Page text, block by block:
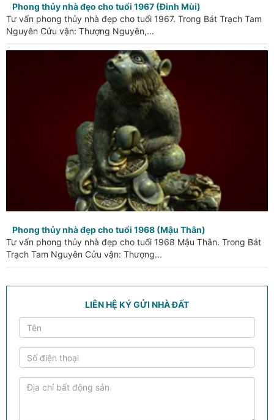
Phong thủy nhà đẹo cho tuổi 1967 (Đinh Mùi)
Tư vấn phong thủy nhà đẹp cho tuổi 1967. Trong Bát Trạch Tam
Nguyên Cửu vận: Thượng Nguyên,...
Phong thủy nhà đẹp cho tuổi 1968 (Mậu Thân)
Tư vấn phong thủy nhà đẹp cho tuổi 1968 Mậu Thân. Trong Bát
Trạch Tam Nguyên Cửu vận: Thượng...
LIÊN HỆ KÝ GỬI NHÀ ĐẤT